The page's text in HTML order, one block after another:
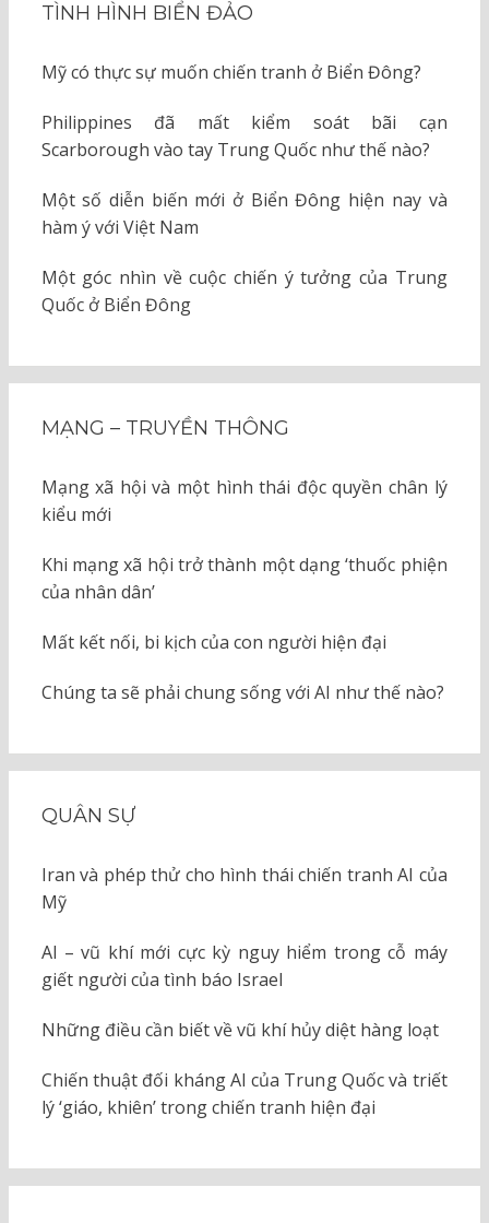
TÌNH HÌNH BIỂN ĐẢO
Mỹ có thực sự muốn chiến tranh ở Biển Đông?
Philippines đã mất kiểm soát bãi cạn
Scarborough vào tay Trung Quốc như thế nào?
Một số diễn biến mới ở Biển Đông hiện nay và
hàm ý với Việt Nam
Một góc nhìn về cuộc chiến ý tưởng của Trung
Quốc ở Biển Đông
MẠNG – TRUYỀN THÔNG
Mạng xã hội và một hình thái độc quyền chân lý
kiểu mới
Khi mạng xã hội trở thành một dạng ‘thuốc phiện
của nhân dân’
Mất kết nối, bi kịch của con người hiện đại
Chúng ta sẽ phải chung sống với AI như thế nào?
QUÂN SỰ
Iran và phép thử cho hình thái chiến tranh AI của
Mỹ
AI – vũ khí mới cực kỳ nguy hiểm trong cỗ máy
giết người của tình báo Israel
Những điều cần biết về vũ khí hủy diệt hàng loạt
Chiến thuật đối kháng AI của Trung Quốc và triết
lý ‘giáo, khiên’ trong chiến tranh hiện đại